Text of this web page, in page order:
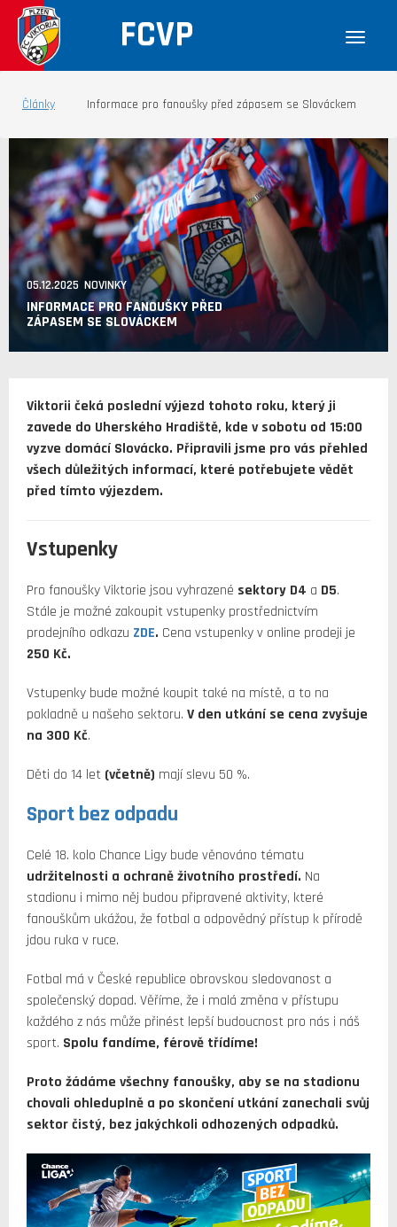
FCVP
Články Informace pro fanoušky před zápasem se Slováckem
05.12.2025 NOVINKY
INFORMACE PRO FANOUŠKY PŘED
ZÁPASEM SE SLOVÁCKEM
Viktorii čeká poslední výjezd tohoto roku, který ji
zavede do Uherského Hradiště, kde v sobotu od 15:00
vyzve domácí Slovácko. Připravili jsme pro vás přehled
všech důležitých informací, které potřebujete vědět
před tímto výjezdem.
Vstupenky
Pro fanoušky Viktorie jsou vyhrazené sektory D4 a D5.
Stále je možné zakoupit vstupenky prostřednictvím
prodejního odkazu ZDE. Cena vstupenky v online prodeji je
250 Kč.
Vstupenky bude možné koupit také na místě, a to na
pokladně u našeho sektoru. V den utkání se cena zvyšuje
na 300 Kč.
Děti do 14 let (včetně) mají slevu 50 %.
Sport bez odpadu
Celé 18. kolo Chance Ligy bude věnováno tématu
udržitelnosti a ochraně životního prostředí. Na
stadionu i mimo něj budou připravené aktivity, které
fanouškům ukážou, že fotbal a odpovědný přístup k přírodě
jdou ruka v ruce.
Fotbal má v České republice obrovskou sledovanost a
společenský dopad. Věříme, že i malá změna v přístupu
každého z nás může přinést lepší budoucnost pro nás i náš
sport. Spolu fandíme, férově třídíme!
Proto žádáme všechny fanoušky, aby se na stadionu
chovali ohleduplně a po skončení utkání zanechali svůj
sektor čistý, bez jakýchkoli odhozených odpadků.